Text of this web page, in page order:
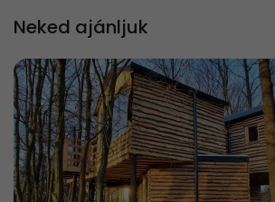
Neked ajánljuk